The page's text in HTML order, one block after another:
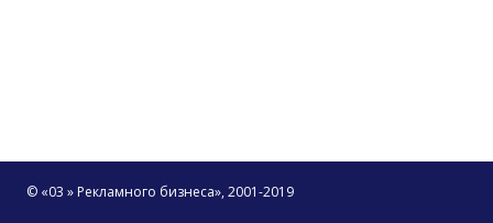
© «03 » Рекламного бизнеса», 2001-2019